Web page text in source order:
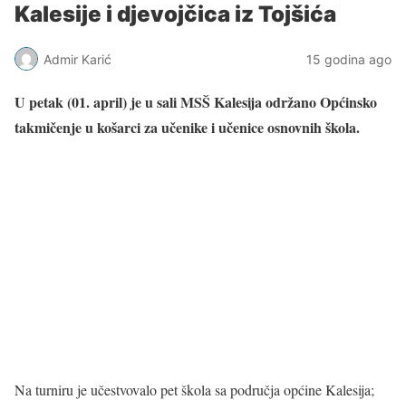
Kalesije i djevojčica iz Tojšića
Admir Karić 15 godina ago
U petak (01. april) je u sali MSŠ Kalesija održano Općinsko
takmičenje u košarci za učenike i učenice osnovnih škola.
Na turniru je učestvovalo pet škola sa područja općine Kalesija;